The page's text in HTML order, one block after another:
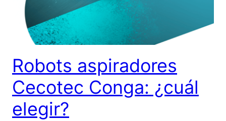
Robots aspiradores
Cecotec Conga: ¿cuál
elegir?